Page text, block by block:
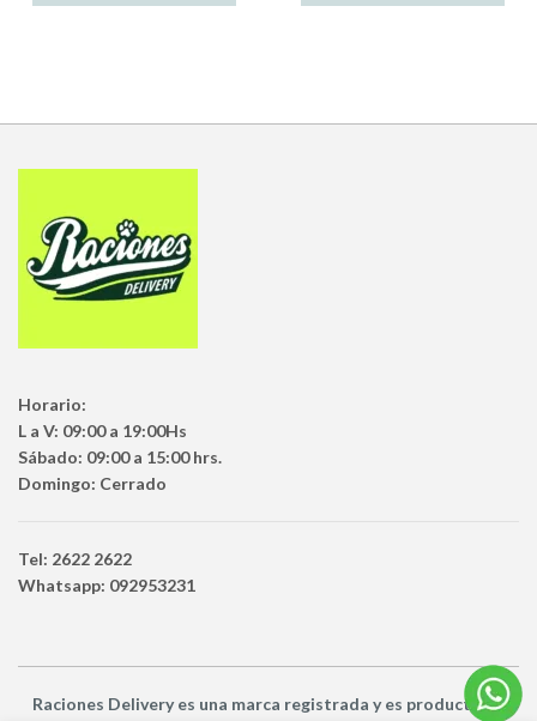
Horario:
L a V: 09:00 a 19:00Hs
Sábado: 09:00 a 15:00 hrs.
Domingo: Cerrado
Tel: 2622 2622
Whatsapp: 092953231
Raciones Deliveryes una marca registrada y es productode